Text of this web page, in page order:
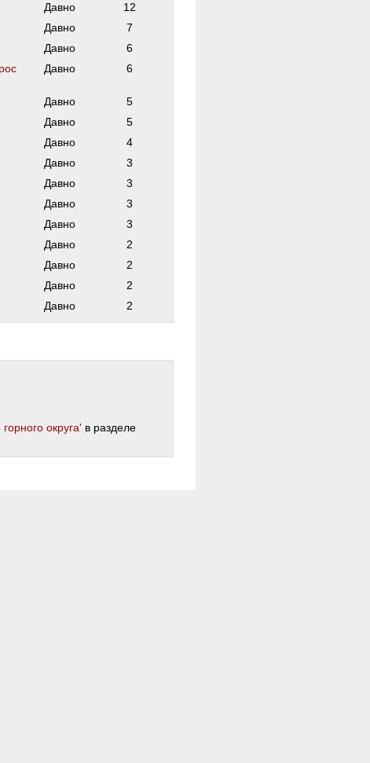
Давно
12
Давно
7
Давно
6
Давно 6
Давно
5
Давно
5
Давно
4
Давно
3
Давно
3
Давно
3
Давно
3
Давно
2
Давно
2
Давно
2
Давно 2
округа' в разделе